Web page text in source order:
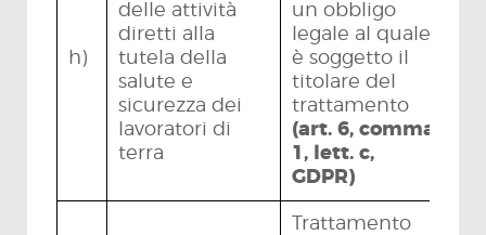
h)
delle attività
diretti alla
tutela della
salute e
sicurezza dei
lavoratori di
terra
un obbligo
legale al quale
è soggetto il
titolare del
trattamento
(art. 6, comma
1, lett. c,
GDPR)
Trattamento